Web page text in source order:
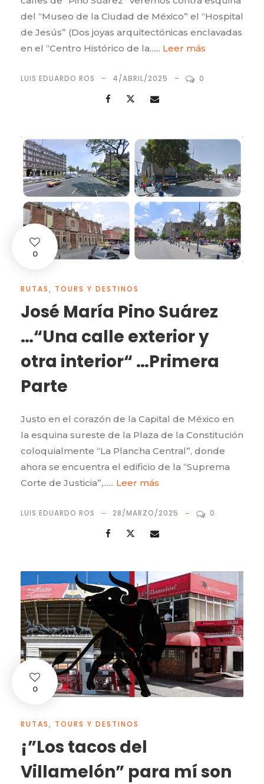
del “Museo de la Ciudad de México” el “Hospital
de Jesús” (Dos joyas arquitectónicas enclavadas
en el “Centro Histórico de la...... Leer más
LUIS EDUARDO ROS 4/ABRIL/2025 0
0
RUTAS, TOURS Y DESTINOS
José María Pino Suárez
…“Una calle exterior y
otra interior“ …Primera
Parte
Justo en el corazón de la Capital de México en
la esquina sureste de la Plaza de la Constitución
coloquialmente “La Plancha Central”, donde
ahora se encuentra el edificio de la “Suprema
Corte de Justicia”,...... Leer más
LUIS EDUARDO ROS 28/MARZO/2025 0
0
RUTAS, TOURS Y DESTINOS
¡”Los tacos del
Villamelón” para mí son